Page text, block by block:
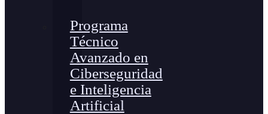
Programa
Técnico
Avanzado en
Ciberseguridad
e Inteligencia
Artificial